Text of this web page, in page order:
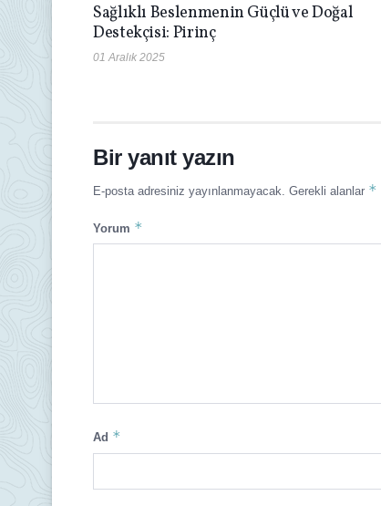
Sağlıklı Beslenmenin Güçlü ve Doğal
Destekçisi: Pirinç
01 Aralık 2025
Bir yanıt yazın
E-posta adresiniz yayınlanmayacak. Gerekli alanlar *
Yorum *
Ad *